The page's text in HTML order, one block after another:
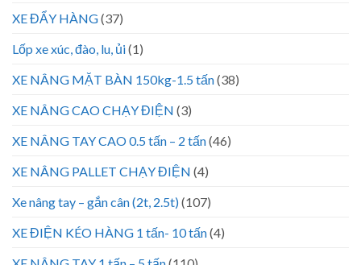
XE ĐẨY HÀNG(37)
Lốp xe xúc, đào, lu, ủi(1)
XE NÂNG MẶT BÀN 150kg-1.5 tấn(38)
XE NÂNG CAO CHẠY ĐIỆN (3)
XE NÂNG TAY CAO 0.5 tấn – 2 tấn(46)
XE NÂNG PALLET CHẠY ĐIỆN (4)
Xe nâng tay – gắn cân (2t, 2.5t)(107)
XE ĐIỆN KÉO HÀNG 1 tấn- 10 tấn(4)